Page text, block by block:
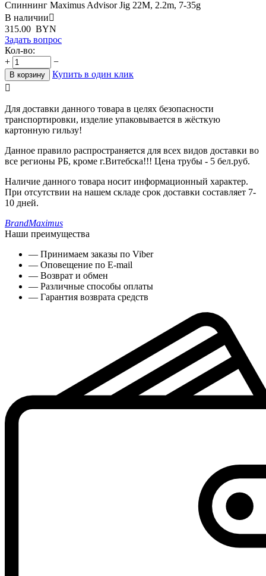
Спиннинг Maximus Advisor Jig 22M, 2.2m, 7-35g
В наличии
315.00 BYN
Задать вопрос
Кол-во:
+
−
В корзину
Купить в один клик

Для доставки данного товара в целях безопасности
транспортировки, изделие упаковывается в жёсткую
картонную гильзу!
Данное правило распространяется для всех видов доставки во
все регионы РБ, кроме г.Витебска!!! Цена трубы - 5 бел.руб.
Наличие данного товара носит информационный характер.
При отсутствии на нашем складе срок доставки составляет 7-
10 дней.
BrandMaximus
Наши преимущества
— Принимаем заказы по Viber
— Оповещение по E-mail
— Возврат и обмен
— Различные способы оплаты
— Гарантия возврата средств